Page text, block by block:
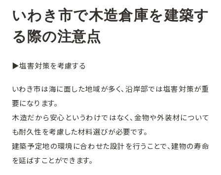
いわき市で木造倉庫を建築す
る際の注意点
▶︎塩害対策を考慮する
いわき市は海に面した地域が多く、沿岸部では塩害対策が重
要になります。
木造だから安心というわけではなく、金物や外装材について
も耐久性を考慮した材料選びが必要です。
建築予定地の環境に合わせた設計を行うことで、建物の寿命
を延ばすことができます。